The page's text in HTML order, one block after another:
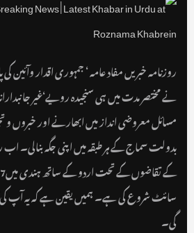
روزنامہ خبریں مفاد عامہ ‘ جمہوری اقدار وآئین
نے مختصر مدت میں ہی سنجیدہ رویے‘غیر
مسائل معروضی انداز میں ابھارنے اور خبروں و
بدولت سماج کے ہر طبقہ میں اپنی جگہ بنالی۔
سائٹ شروع کی ہے۔ ہمیں یقین ہے کہ یہ آپ
گی۔